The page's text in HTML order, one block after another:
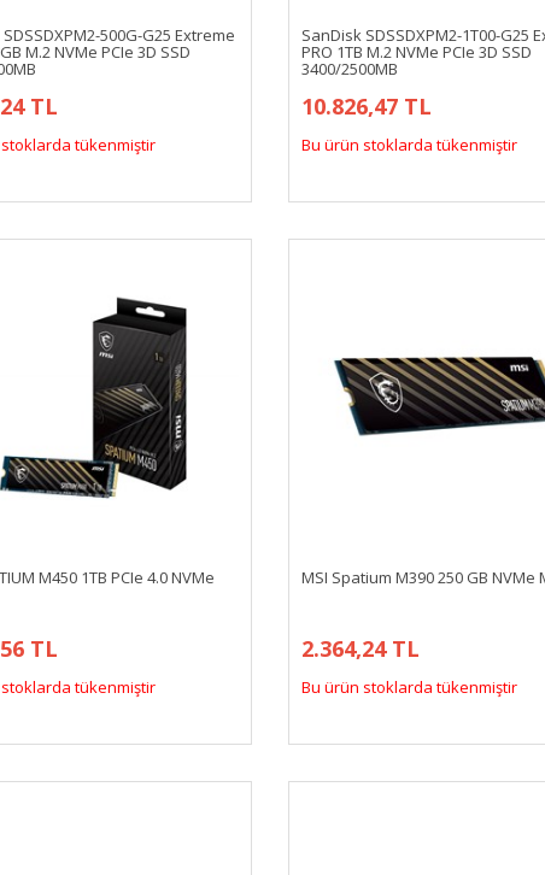
500G-G25 Extreme
M.2 NVMe PCIe 3D SSD
TL
tükenmiştir
SanDisk SDSSDXPM2-1T00-G25
PRO 1TB M.2 NVMe PCIe 3D SSD
3400/2500MB
10.826,47 TL
Bu ürün stoklarda tükenmiştir
M450 1TB PCIe 4.0 NVMe
TL
tükenmiştir
MSI Spatium M390 250 GB NVMe
2.364,24 TL
Bu ürün stoklarda tükenmiştir